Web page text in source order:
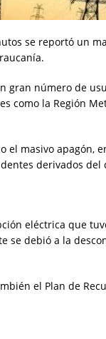
se reportó un
gran número de
como la Región
el masivo apagón,
derivados del
eléctrica que
se debió a la
el Plan de